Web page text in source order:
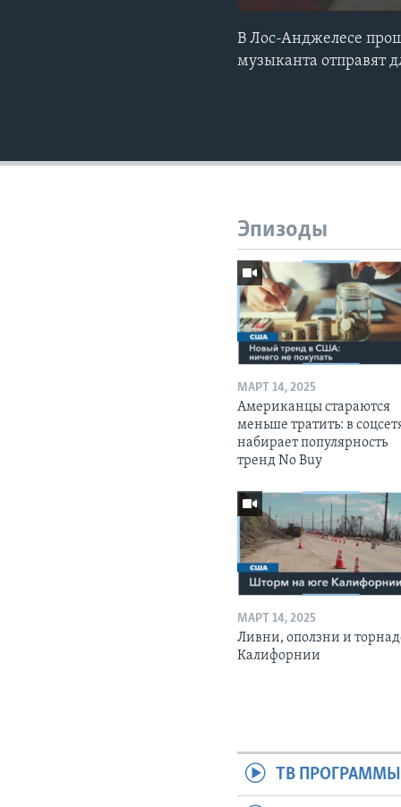
В Лос-Анджелесе
музыканта отправят
Эпизоды
МАРТ 14, 2025
Американцы стараются
меньше тратить: в
набирает популярность
тренд No Buy
МАРТ 14, 2025
Ливни, оползни и
Калифорнии
ТВ ПРОГРАММЫ